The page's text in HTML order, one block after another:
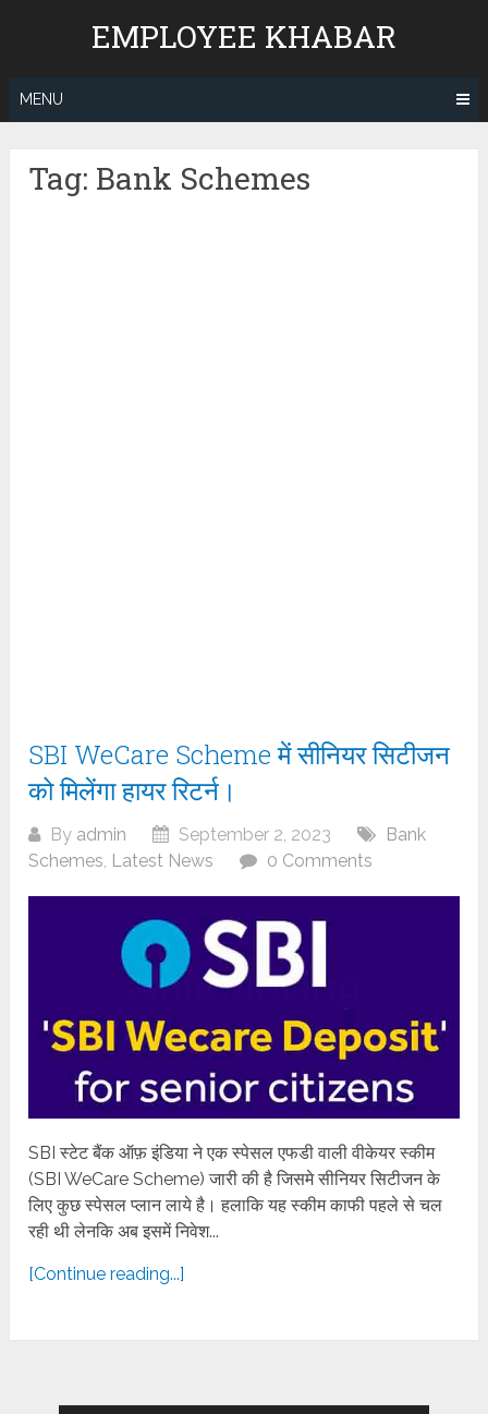
EMPLOYEE KHABAR
MENU
Tag: Bank Schemes
SBI WeCare Scheme में सीनियर सिटीजन
को मिलेंगा हायर रिटर्न।
By admin September 2, 2023
Bank
Schemes, Latest News 0 Comments
SBI स्टेट बैंक ऑफ़ इंडिया ने एक स्पेसल एफडी वाली वीकेयर स्कीम
(SBI WeCare Scheme) जारी की है जिसमे सीनियर सिटीजन के
लिए कुछ स्पेसल प्लान लाये है। हलाकि यह स्कीम काफी पहले से चल
रही थी लेनकि अब इसमें निवेश...
[Continue reading...]